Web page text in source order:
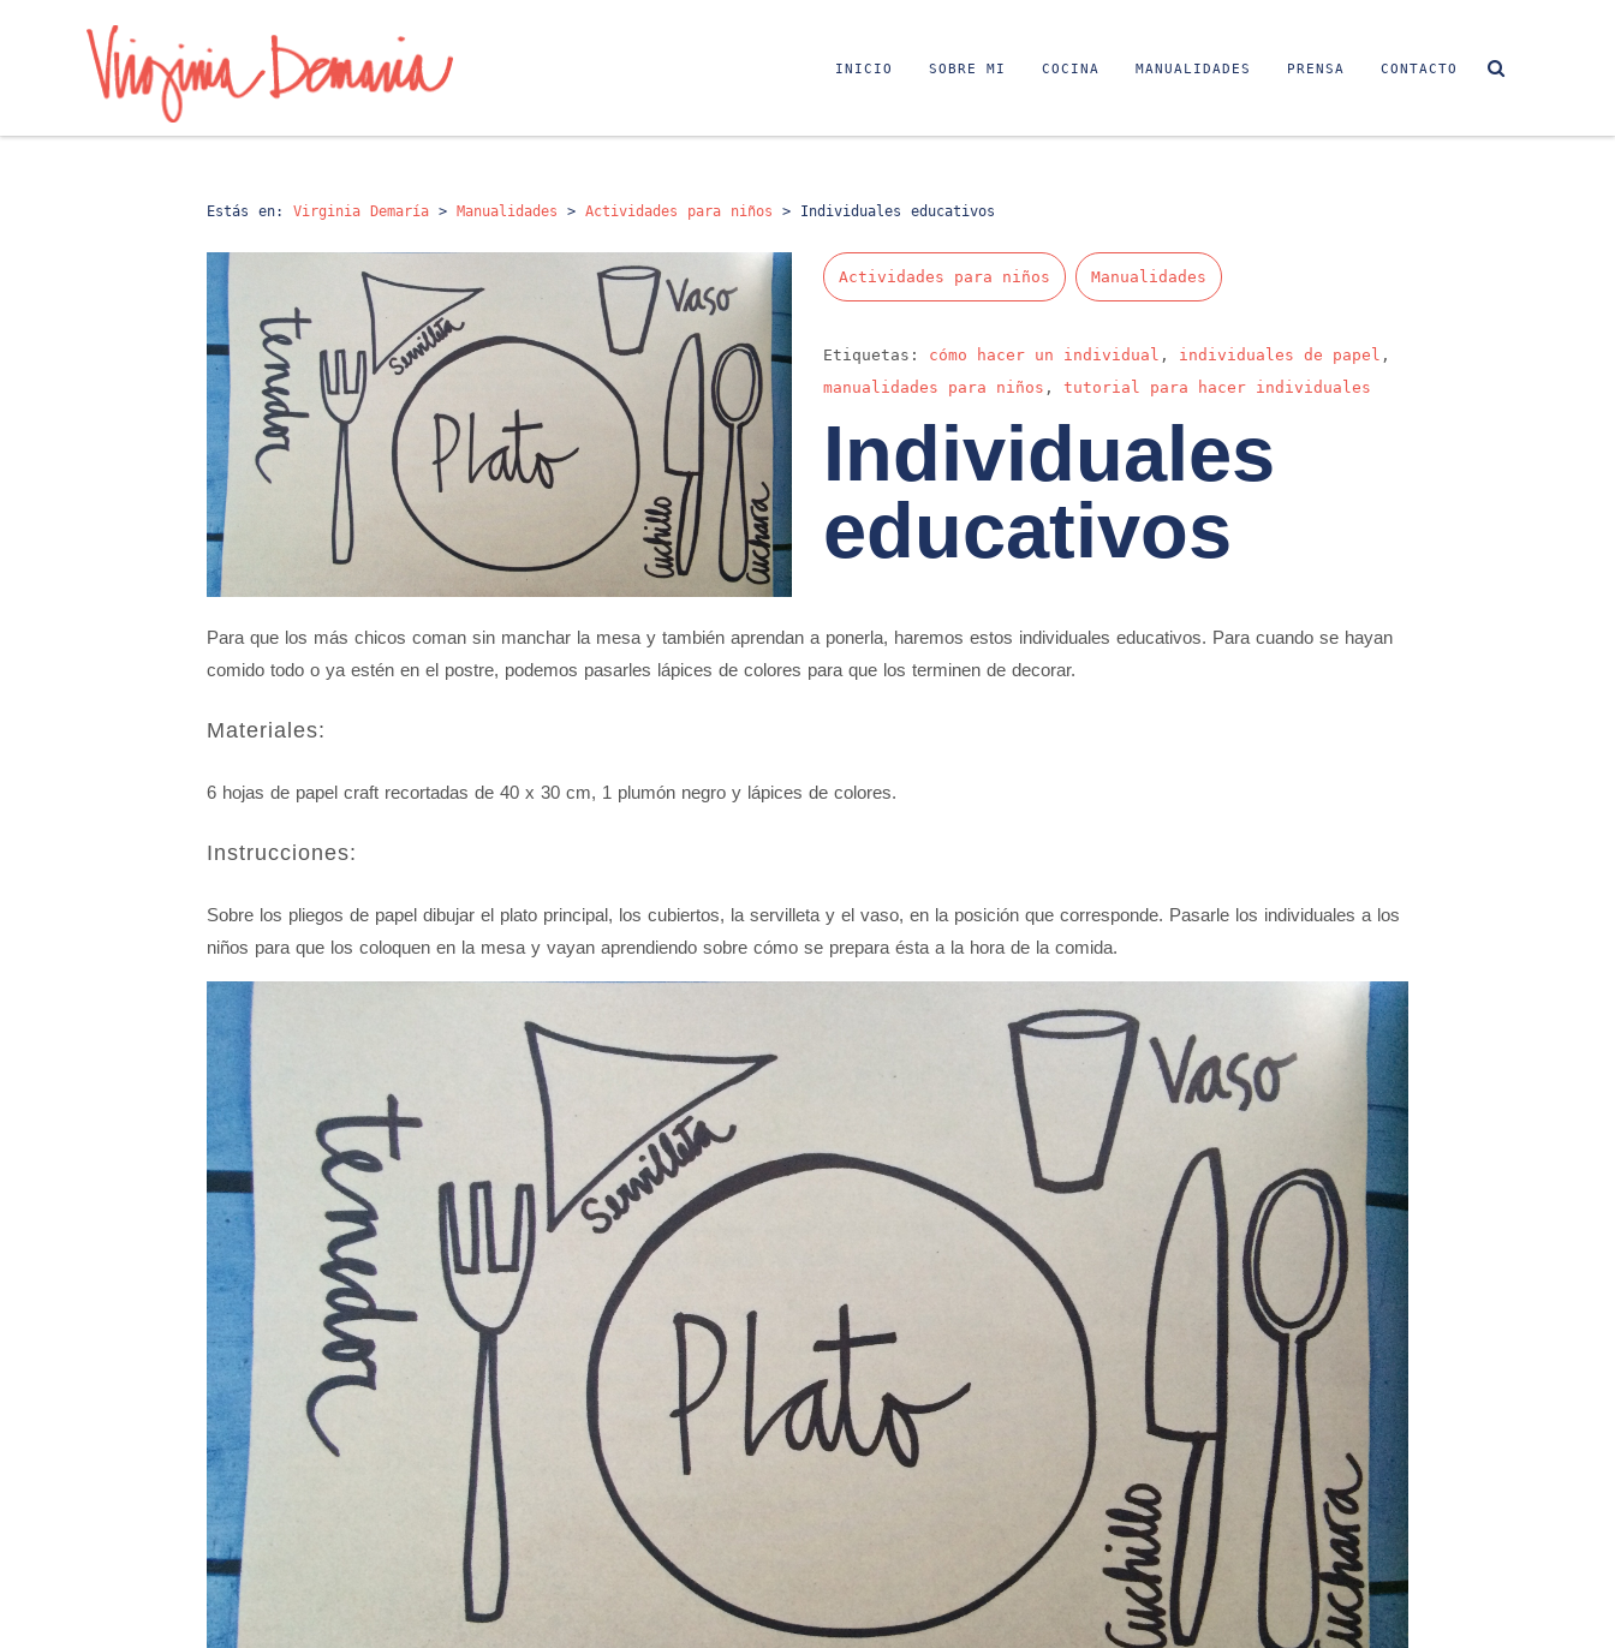
INICIO SOBRE MI COCINA MANUALIDADES PRENSA CONTACTO
Estás en: Virginia Demaría > Manualidades > Actividades para niños > Individuales educativos
Actividades para niños Manualidades
Etiquetas: cómo hacer un individual , individuales de papel ,
manualidades para niños , tutorial para hacer individuales
Individuales
educativos
Para que los más chicos coman sin manchar la mesa y también aprendan a ponerla, haremos estos individuales educativos. Para cuando se hayan
comido todo o ya estén en el postre, podemos pasarles lápices de colores para que los terminen de decorar.
Materiales:
6 hojas de papel craft recortadas de 40 x 30 cm, 1 plumón negro y lápices de colores.
Instrucciones:
Sobre los pliegos de papel dibujar el plato principal, los cubiertos, la servilleta y el vaso, en la posición que corresponde. Pasarle los individuales a los
niños para que los coloquen en la mesa y vayan aprendiendo sobre cómo se prepara ésta a la hora de la comida.